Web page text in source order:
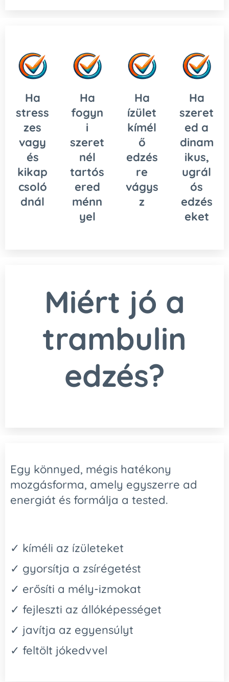
Ha
stress
zes
vagy
és
kikap
csoló
dnál
Ha
fogyn
i
szeret
nél
tartós
ered
ménn
yel
Ha
ízület
kímél
ő
edzés
re
vágys
z
Ha
szeret
ed a
dinam
ikus,
ugrál
ós
edzés
eket
Miért jó a
trambulin
edzés?
Egy könnyed, mégis hatékony
mozgásforma, amely egyszerre ad
energiát és formálja a tested.
✓ kíméli az ízületeket
✓ gyorsítja a zsírégetést
✓ erősíti a mély-izmokat
✓ fejleszti az állóképességet
✓ javítja az egyensúlyt
✓ feltölt jókedvvel